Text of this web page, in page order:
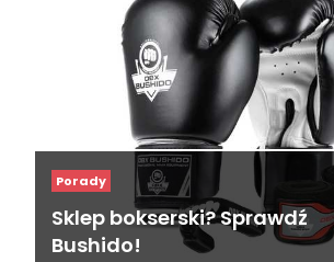
Porady
Sklep bokserski? Sprawdź
Bushido!